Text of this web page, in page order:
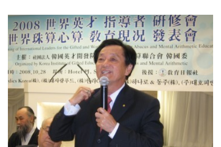
獎典禮，此次頒獎除了高雄市議長莊啟旺、市議員童燕珍全程參與
頒獎之外，還有高雄市教育局副局長郭金池，也代表教育局長參與
盛會，嘉勉學子。 此次議長盃數學..